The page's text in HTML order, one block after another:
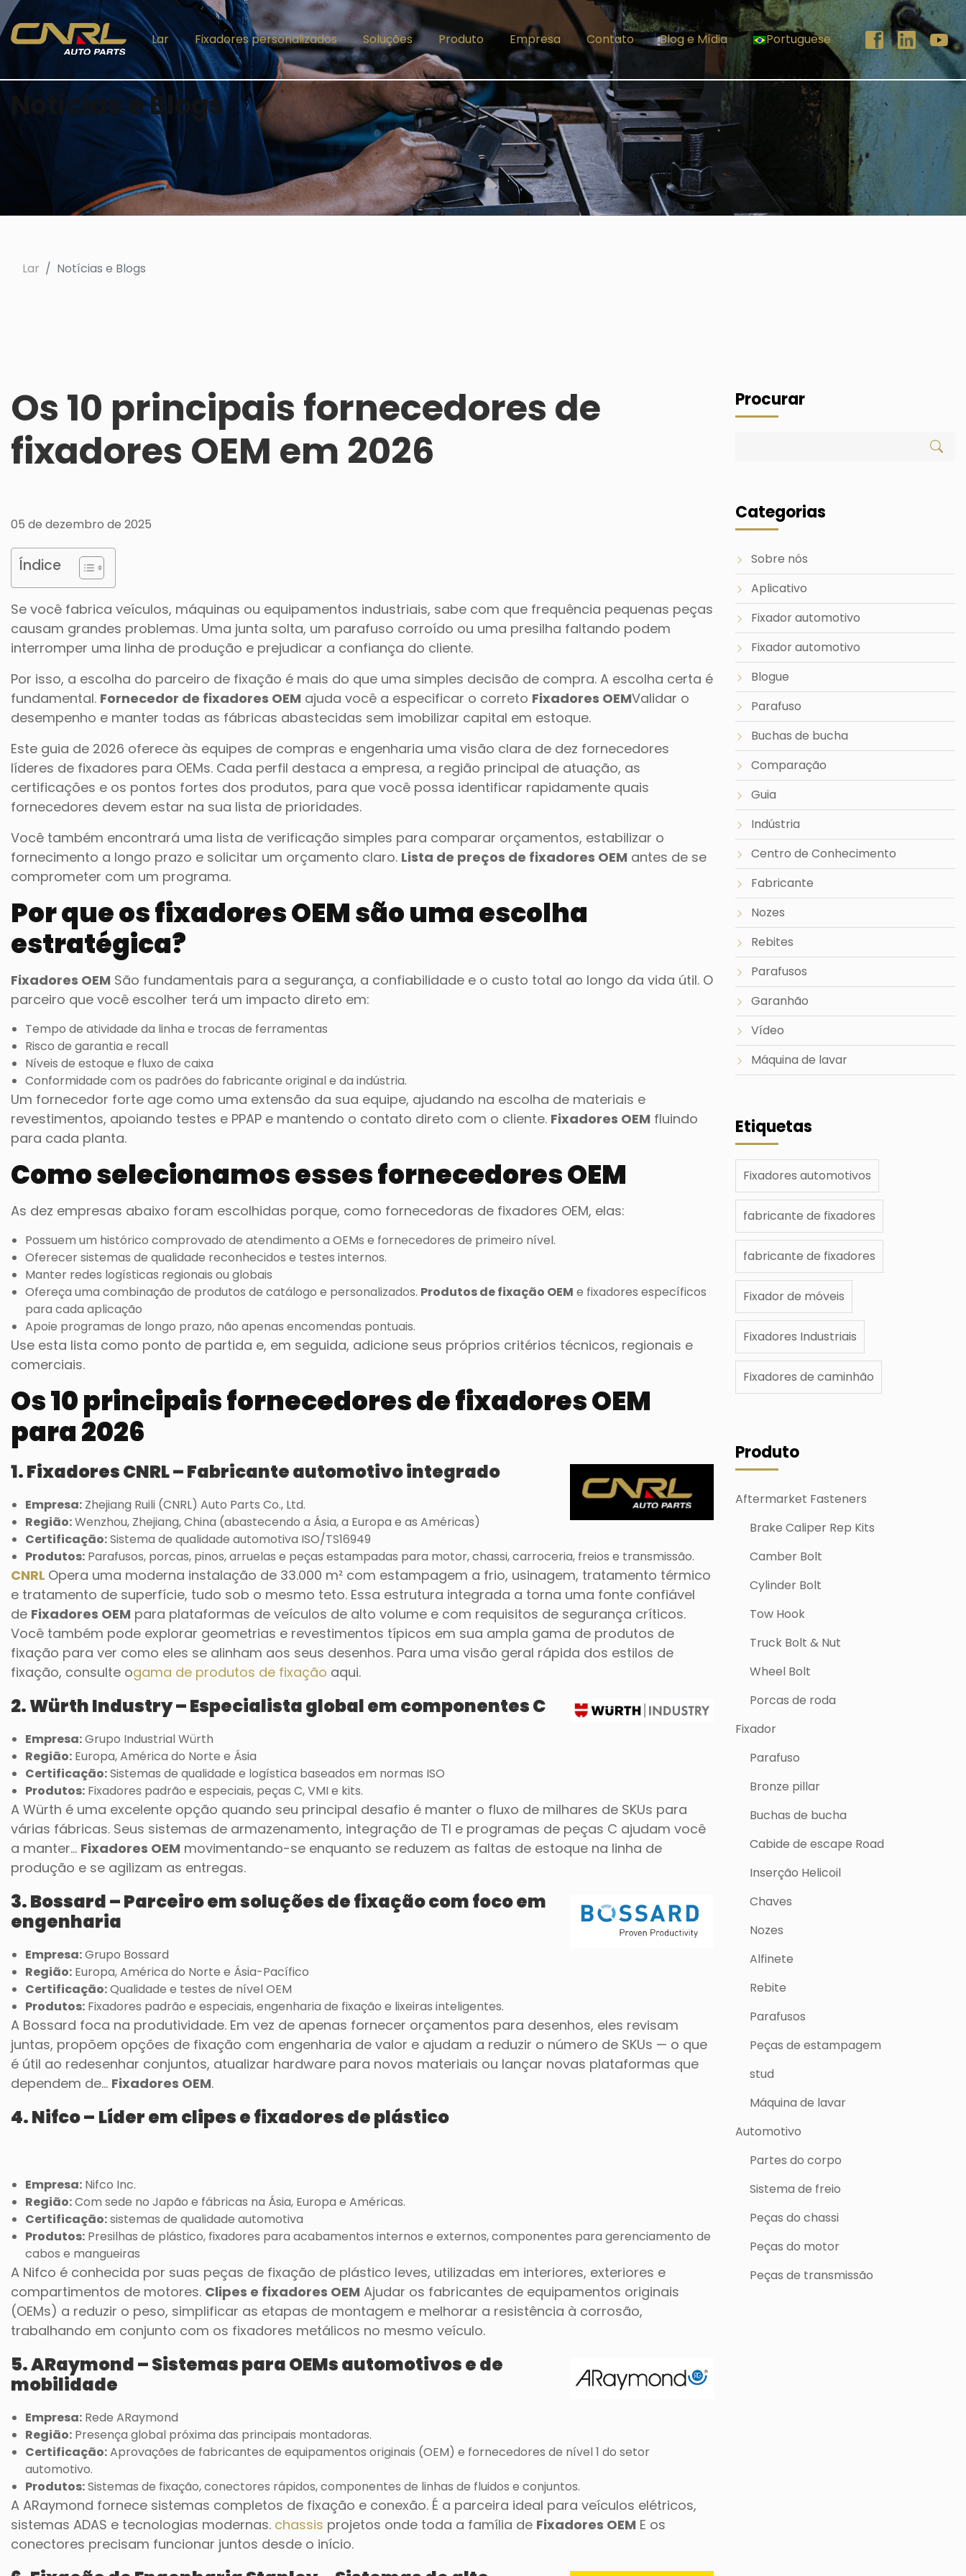
Lar Fixadores personalizados Soluções Produto Empresa Contato Blog e Mídia Portuguese
Notícias e Blogs
Lar Notícias e Blogs
Os 10 principais fornecedores de
fixadores OEM em 2026
05 de dezembro de 2025
Índice
Se você fabrica veículos, máquinas ou equipamentos industriais, sabe com que frequência pequenas peças
causam grandes problemas. Uma junta solta, um parafuso corroído ou uma presilha faltando podem
interromper uma linha de produção e prejudicar a confiança do cliente.
Por isso, a escolha do parceiro de fixação é mais do que uma simples decisão de compra. A escolha certa é
fundamental. Fornecedor de fixadores OEM ajuda você a especificar o correto Fixadores OEMValidar o
desempenho e manter todas as fábricas abastecidas sem imobilizar capital em estoque.
Este guia de 2026 oferece às equipes de compras e engenharia uma visão clara de dez fornecedores
líderes de fixadores para OEMs. Cada perfil destaca a empresa, a região principal de atuação, as
certificações e os pontos fortes dos produtos, para que você possa identificar rapidamente quais
fornecedores devem estar na sua lista de prioridades.
Você também encontrará uma lista de verificação simples para comparar orçamentos, estabilizar o
fornecimento a longo prazo e solicitar um orçamento claro. Lista de preços de fixadores OEM antes de se
comprometer com um programa.
Por que os fixadores OEM são uma escolha
estratégica?
Fixadores OEM São fundamentais para a segurança, a confiabilidade e o custo total ao longo da vida útil. O
parceiro que você escolher terá um impacto direto em:
Tempo de atividade da linha e trocas de ferramentas
Risco de garantia e recall
Níveis de estoque e fluxo de caixa
Conformidade com os padrões do fabricante original e da indústria.
Um fornecedor forte age como uma extensão da sua equipe, ajudando na escolha de materiais e
revestimentos, apoiando testes e PPAP e mantendo o contato direto com o cliente. Fixadores OEM fluindo
para cada planta.
Como selecionamos esses fornecedores OEM
As dez empresas abaixo foram escolhidas porque, como fornecedoras de fixadores OEM, elas:
Possuem um histórico comprovado de atendimento a OEMs e fornecedores de primeiro nível.
Oferecer sistemas de qualidade reconhecidos e testes internos.
Manter redes logísticas regionais ou globais
Ofereça uma combinação de produtos de catálogo e personalizados. Produtos de fixação OEM e fixadores específicos
para cada aplicação
Apoie programas de longo prazo, não apenas encomendas pontuais.
Use esta lista como ponto de partida e, em seguida, adicione seus próprios critérios técnicos, regionais e
comerciais.
Os 10 principais fornecedores de fixadores OEM
para 2026
1. Fixadores CNRL – Fabricante automotivo integrado
Empresa: Zhejiang Ruili (CNRL) Auto Parts Co., Ltd.
Região:Wenzhou, Zhejiang, China (abastecendo a Ásia, a Europa e as Américas)
Certificação:Sistema de qualidade automotiva ISO/TS16949
Produtos: Parafusos, porcas, pinos, arruelas e peças estampadas para motor, chassi, carroceria, freios e transmissão.
CNRL Opera uma moderna instalação de 33.000 m² com estampagem a frio, usinagem, tratamento térmico
e tratamento de superfície, tudo sob o mesmo teto. Essa estrutura integrada a torna uma fonte confiável
de Fixadores OEM para plataformas de veículos de alto volume e com requisitos de segurança críticos.
Você também pode explorar geometrias e revestimentos típicos em sua ampla gama de produtos de
fixação para ver como eles se alinham aos seus desenhos. Para uma visão geral rápida dos estilos de
fixação, consulte ogama de produtos de fixação aqui.
2. Würth Industry – Especialista global em componentes C
Empresa:Grupo Industrial Würth
Região: Europa, América do Norte e Ásia
Certificação:Sistemas de qualidade e logística baseados em normas ISO
Produtos: Fixadores padrão e especiais, peças C, VMI e kits.
A Würth é uma excelente opção quando seu principal desafio é manter o fluxo de milhares de SKUs para
várias fábricas. Seus sistemas de armazenamento, integração de TI e programas de peças C ajudam você
a manter... Fixadores OEM movimentando-se enquanto se reduzem as faltas de estoque na linha de
produção e se agilizam as entregas.
3. Bossard – Parceiro em soluções de fixação com foco em
engenharia
Empresa:Grupo Bossard
Região: Europa, América do Norte e Ásia-Pacífico
Certificação:Qualidade e testes de nível OEM
Produtos: Fixadores padrão e especiais, engenharia de fixação e lixeiras inteligentes.
A Bossard foca na produtividade. Em vez de apenas fornecer orçamentos para desenhos, eles revisam
juntas, propõem opções de fixação com engenharia de valor e ajudam a reduzir o número de SKUs — o que
é útil ao redesenhar conjuntos, atualizar hardware para novos materiais ou lançar novas plataformas que
dependem de... Fixadores OEM.
4. Nifco – Líder em clipes e fixadores de plástico
Empresa: Nifco Inc.
Região:Com sede no Japão e fábricas na Ásia, Europa e Américas.
Certificação:sistemas de qualidade automotiva
Produtos: Presilhas de plástico, fixadores para acabamentos internos e externos, componentes para gerenciamento de
cabos e mangueiras
A Nifco é conhecida por suas peças de fixação de plástico leves, utilizadas em interiores, exteriores e
compartimentos de motores. Clipes e fixadores OEM Ajudar os fabricantes de equipamentos originais
(OEMs) a reduzir o peso, simplificar as etapas de montagem e melhorar a resistência à corrosão,
trabalhando em conjunto com os fixadores metálicos no mesmo veículo.
5. ARaymond – Sistemas para OEMs automotivos e de
mobilidade
Empresa: Rede ARaymond
Região: Presença global próxima das principais montadoras.
Certificação:Aprovações de fabricantes de equipamentos originais (OEM) e fornecedores de nível 1 do setor
automotivo.
Produtos:Sistemas de fixação, conectores rápidos, componentes de linhas de fluidos e conjuntos.
A ARaymond fornece sistemas completos de fixação e conexão. É a parceira ideal para veículos elétricos,
sistemas ADAS e tecnologias modernas. chassis projetos onde toda a família de Fixadores OEM E os
conectores precisam funcionar juntos desde o início.
Procurar
Categorias
Sobre nós
Aplicativo
Fixador automotivo
Fixador automotivo
Blogue
Parafuso
Buchas de bucha
Comparação
Guia
Indústria
Centro de Conhecimento
Fabricante
Nozes
Rebites
Parafusos
Garanhão
Vídeo
Máquina de lavar
Etiquetas
Fixadores automotivos
fabricante de fixadores
fabricante de fixadores
Fixador de móveis
Fixadores Industriais
Fixadores de caminhão
Produto
Aftermarket Fasteners
Brake Caliper Rep Kits
Camber Bolt
Cylinder Bolt
Tow Hook
Truck Bolt & Nut
Wheel Bolt
Porcas de roda
Fixador
Parafuso
Bronze pillar
Buchas de bucha
Cabide de escape Road
Inserção Helicoil
Chaves
Nozes
Alfinete
Rebite
Parafusos
Peças de estampagem
stud
Máquina de lavar
Automotivo
Partes do corpo
Sistema de freio
Peças do chassi
Peças do motor
Peças de transmissão